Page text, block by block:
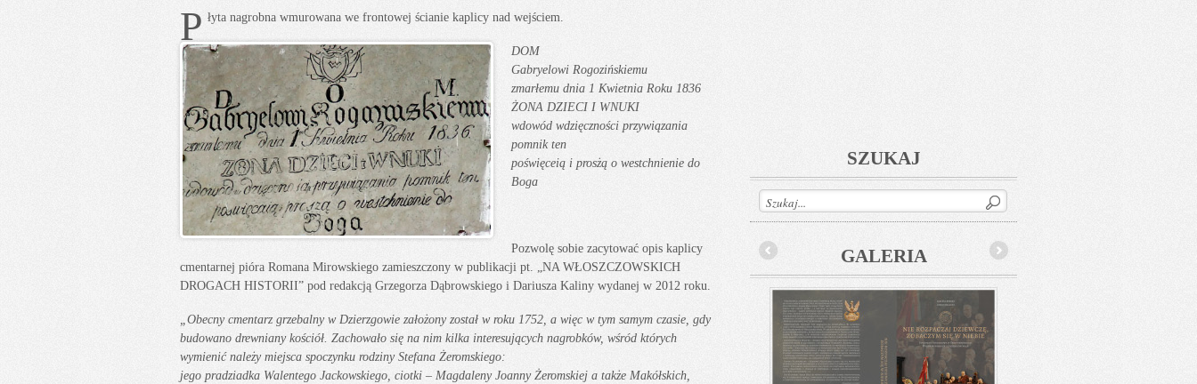
P łyta nagrobna wmurowana we frontowej ścianie kaplicy nad wejściem.
DOM
Gabryelowi Rogozińskiemu
zmarłemu dnia 1 Kwietnia Roku 1836
ŻONA DZIECI I WNUKI
wdowód wdzięczności przywiązania
pomnik ten
poświęceią i prosżą o westchnienie do
Boga
Pozwolę sobie zacytować opis kaplicy
cmentarnej pióra Romana Mirowskiego zamieszczony w publikacji pt. „NA WŁOSZCZOWSKICH
DROGACH HISTORII” pod redakcją Grzegorza Dąbrowskiego i Dariusza Kaliny wydanej w 2012 roku.
„Obecny cmentarz grzebalny w Dzierzgowie założony został w roku 1752, a więc w tym samym czasie, gdy
budowano drewniany kościół. Zachowało się na nim kilka interesujących nagrobków, wśród których
wymienić należy miejsca spoczynku rodziny Stefana Żeromskiego:
jego pradziadka Walentego Jackowskiego, ciotki – Magdaleny Joanny Żeromskiej a także Makółskich,
SZUKAJ
GALERIA